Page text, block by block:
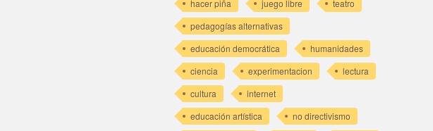
hacer piña
juego libre
teatro
pedagogías alternativas
educación democrática
humanidades
ciencia
experimentacion
lectura
cultura
internet
educación artística
no directivismo